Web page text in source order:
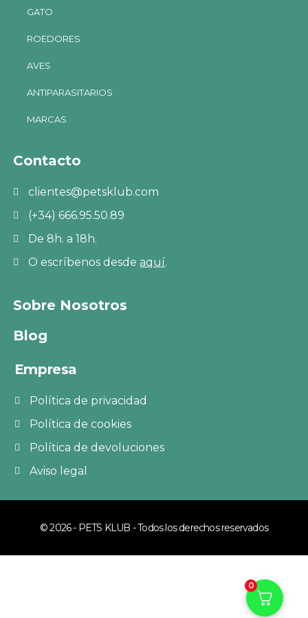
GATO
ROEDORES
AVES
ANTIPARASITARIOS
MARCAS
Contacto
clientes@petsklub.com
(+34) 666.95.50.89
De 8h. a 18h.
O escríbenos desdeaquí.
Sobre Nosotros
Blog
Empresa
Política de privacidad
Política de cookies
Política de devoluciones
Aviso legal
© 2026 - PETS KLUB - Todos los derechos reservados
0